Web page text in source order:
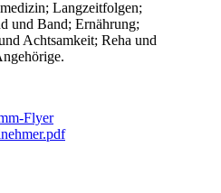
Langzeitfolgen;
und Band; Ernährung;
Achtsamkeit; Reha und
Flyer